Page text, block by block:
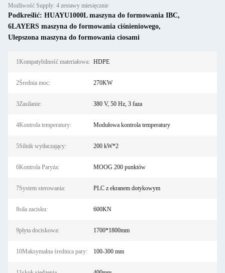
Możliwość Supply: 4 zestawy miesięcznie
Podkreślić: HUAYU1000L maszyna do formowania IBC,
6LAYERS maszyna do formowania ciśnieniowego,
Ulepszona maszyna do formowania ciosami
1Kompatybilność materiałowa: HDPE
2Średnia moc: 270KW
3Zasilanie: 380 V, 50 Hz, 3 faza
4Kontrola temperatury: Modułowa kontrola temperatury
5Silnik wytłaczający: 200 kW*2
6Kontrola Paryża: MOOG 200 punktów
7System sterowania: PLC z ekranem dotykowym
8siła zacisku: 600KN
9płyta dociskowa: 1700*1800mm
10Maksymalna średnica pary: 100-300 mm